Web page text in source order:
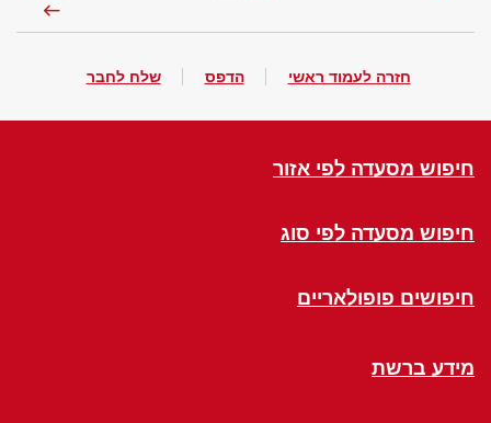
חזרה לעמוד ראשי הדפס שלח לחבר
חיפוש מסעדה לפי אזור
חיפוש מסעדה לפי סוג
חיפושים פופולאריים
מידע ברשת